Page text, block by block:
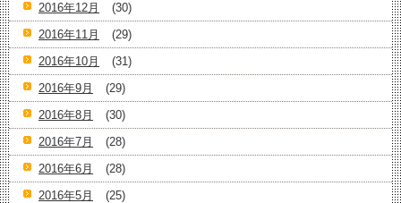
2016年12月
(30)
2016年11月
(29)
2016年10月
(31)
2016年9月
(29)
2016年8月
(30)
2016年7月
(28)
2016年6月
(28)
2016年5月
(25)